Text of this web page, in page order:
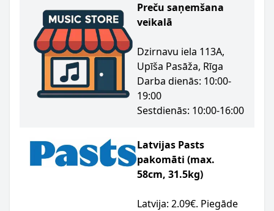
Preču saņemšana
veikalā
Dzirnavu iela 113A,
Upīša Pasāža, Rīga
Darba dienās: 10:00-
19:00
Sestdienās: 10:00-16:00
Latvijas Pasts
pakomāti (max.
58cm, 31.5kg)
Latvija: 2.09€. Piegāde